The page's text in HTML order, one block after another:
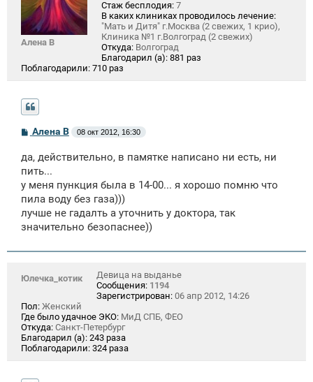
Алена В
Стаж бесплодия: 7
В каких клиниках проводилось лечение:
"Мать и Дитя" г.Москва (2 свежих, 1 крио),
Клиника №1 г.Волгоград (2 свежих)
Откуда: Волгоград
Благодарил (а): 881 раз
Поблагодарили: 710 раз
С
б
щ
н
и
Алена В 08 окт 2012, 16:30
да, действительно, в памятке написано ни есть, ни
пить...
у меня пункция была в 14-00... я хорошо помню что
пила воду без газа)))
лучше не гадалть а уточнить у доктора, так
значительно безопаснее))
Юлечка_котик
Девица на выданье
Сообщения: 1194
Зарегистрирован: 06 апр 2012, 14:26
Пол: Женский
Где было удачное ЭКО: МиД СПБ, ФЕО
Откуда: Санкт-Петербург
Благодарил (а): 243 раза
Поблагодарили: 324 раза